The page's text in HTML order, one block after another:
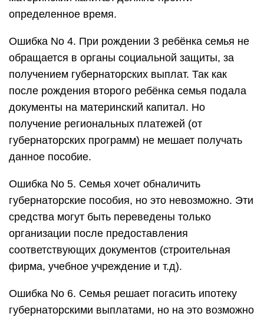
определенное время.
Ошибка No 4. При рождении 3 ребёнка семья не
обращается в органы социальной защиты, за
получением губернаторских выплат. Так как
после рождения второго ребёнка семья подала
документы на материнский капитал. Но
получение региональных платежей (от
губернаторских программ) не мешает получать
данное пособие.
Ошибка No 5. Семья хочет обналичить
губернаторские пособия, но это невозможно. Эти
средства могут быть переведены только
организации после предоставления
соответствующих документов (строительная
фирма, учебное учреждение и т.д).
Ошибка No 6. Семья решает погасить ипотеку
губернаторскими выплатами, но на это возможно